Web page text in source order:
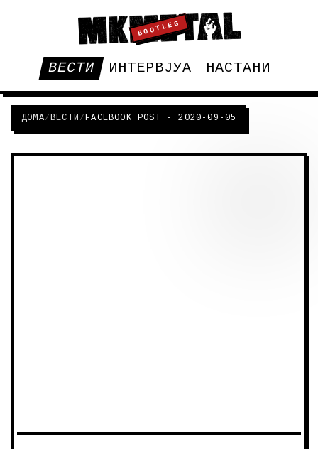
BOOTLEG
ВЕСТИ ИНТЕРВЈУА НАСТАНИ
ДОМА/ВЕСТИ /FACEBOOK POST - 2020-09-05